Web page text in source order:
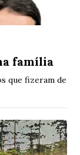
família
que fizeram de